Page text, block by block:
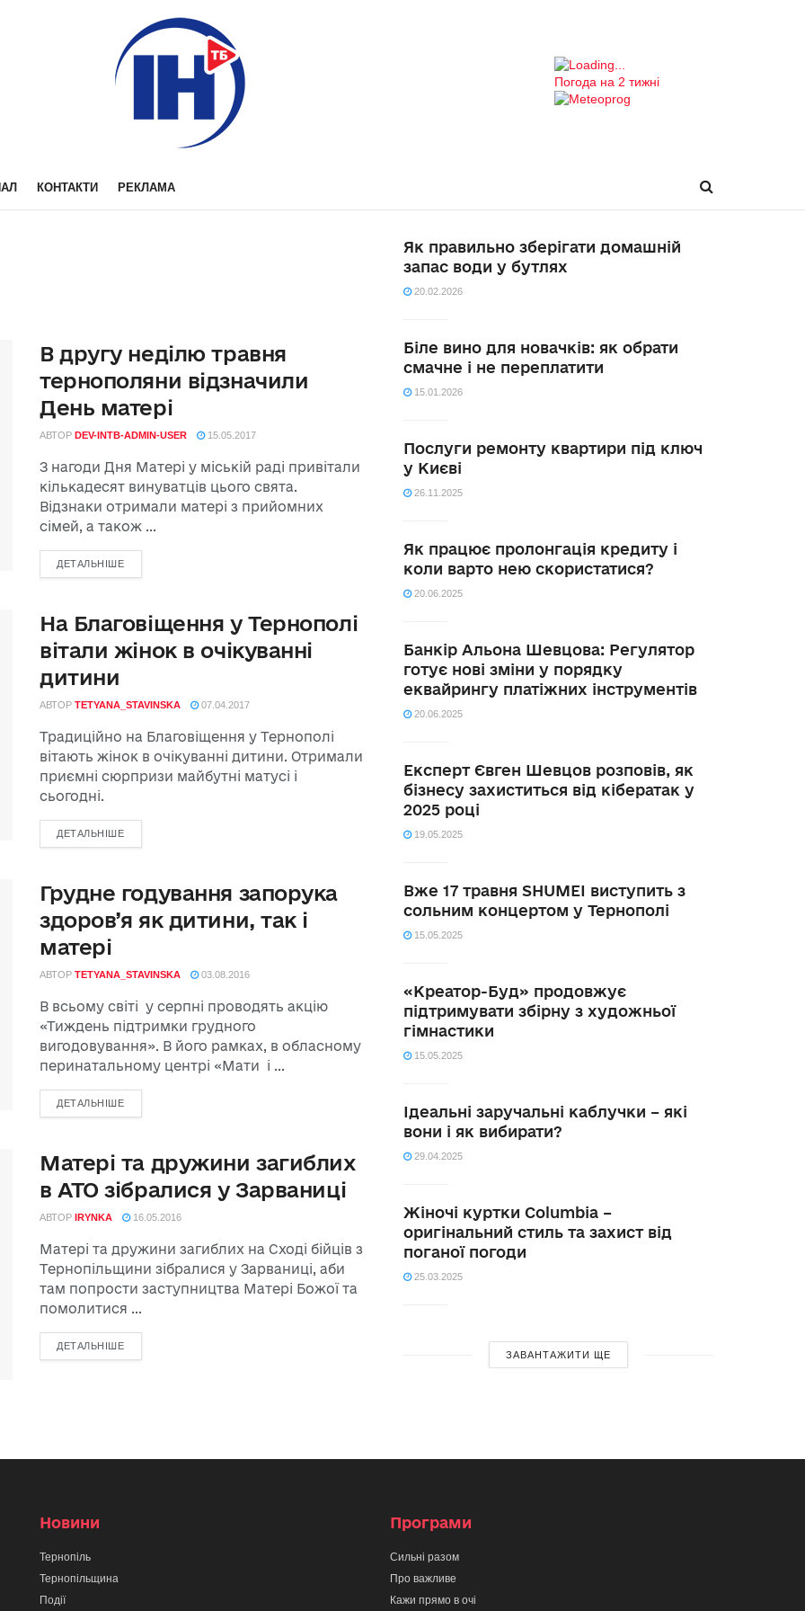
Погода на 2 тижні
КОНТАКТИ РЕКЛАМА
В другу неділю травня
тернополяни відзначили
День матері
АВТОР DEV-INTB-ADMIN-USER 15.05.2017
З нагоди Дня Матері у міській раді привітали
кількадесят винуватців цього свята.
Відзнаки отримали матері з прийомних
сімей, а також ...
ДЕТАЛЬНІШЕ
На Благовіщення у Тернополі
вітали жінок в очікуванні
дитини
АВТОР TETYANA_STAVINSKA 07.04.2017
Традиційно на Благовіщення у Тернополі
вітають жінок в очікуванні дитини. Отримали
приємні сюрпризи майбутні матусі і
сьогодні.
ДЕТАЛЬНІШЕ
Грудне годування запорука
здоров’я як дитини, так і
матері
АВТОР TETYANA_STAVINSKA 03.08.2016
В всьому світі у серпні проводять акцію
«Тиждень підтримки грудного
вигодовування». В його рамках, в обласному
перинатальному центрі «Мати і ...
ДЕТАЛЬНІШЕ
Матері та дружини загиблих
в АТО зібралися у Зарваниці
АВТОР IRYNKA 16.05.2016
Матері та дружини загиблих на Сході бійців з
Тернопільщини зібралися у Зарваниці, аби
там попрости заступництва Матері Божої та
помолитися ...
ДЕТАЛЬНІШЕ
Як правильно зберігати домашній
запас води у бутлях
20.02.2026
Біле вино для новачків: як обрати
смачне і не переплатити
15.01.2026
Послуги ремонту квартири під ключ
у Києві
26.11.2025
Як працює пролонгація кредиту і
коли варто нею скористатися?
20.06.2025
Банкір Альона Шевцова: Регулятор
готує нові зміни у порядку
еквайрингу платіжних інструментів
20.06.2025
Експерт Євген Шевцов розповів, як
бізнесу захиститься від кібератак у
2025 році
19.05.2025
Вже 17 травня SHUMEI виступить з
сольним концертом у Тернополі
15.05.2025
«Креатор-Буд» продовжує
підтримувати збірну з художньої
гімнастики
15.05.2025
Ідеальні заручальні каблучки – які
вони і як вибирати?
29.04.2025
Жіночі куртки Columbia –
оригінальний стиль та захист від
поганої погоди
25.03.2025
ЗАВАНТАЖИТИ ЩЕ
Новини
Тернопіль
Тернопільщина
Події
Програми
Сильні разом
Про важливе
Кажи прямо в очі